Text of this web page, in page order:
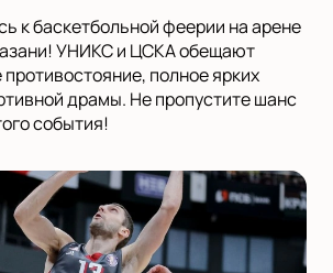
к баскетбольной феерии на арене
УНИКС и ЦСКА обещают
полное ярких
драмы. Не пропустите шанс
события!